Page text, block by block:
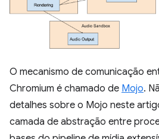
O mecanismo de comunicação
Chromium é chamado de Mojo.
detalhes sobre o Mojo neste
camada de abstração entre